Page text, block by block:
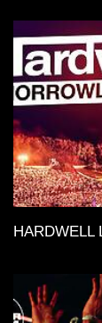
HARDWELL